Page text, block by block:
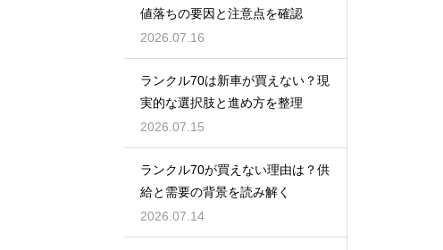
値落ちの要因と注意点を確認
2026.07.16
ランクル70は新車が買えない？現
実的な選択肢と進め方を整理
2026.07.15
ランクル70が買えない理由は？供
給と需要の背景を読み解く
2026.07.14